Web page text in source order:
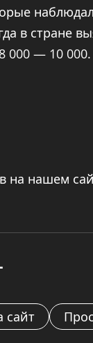
в стране
000 — 10 000.
на нашем
сайт